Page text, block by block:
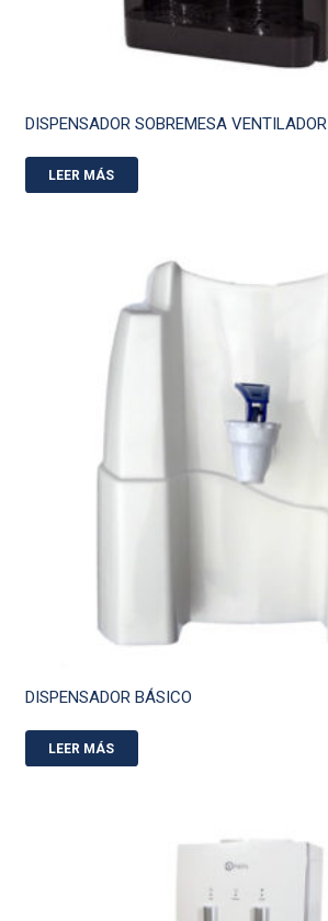
DISPENSADOR SOBREMESA VENTILADOR
LEER MÁS
DISPENSADOR BÁSICO
LEER MÁS